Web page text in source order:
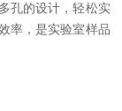
孔的设计，轻松实
率，是实验室样品